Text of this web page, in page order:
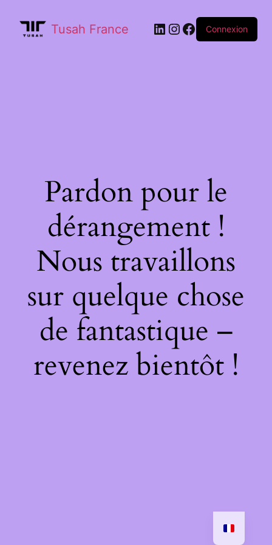
Tusah France Connexion
Pardon pour le
dérangement !
Nous travaillons
sur quelque chose
de fantastique –
revenez bientôt !